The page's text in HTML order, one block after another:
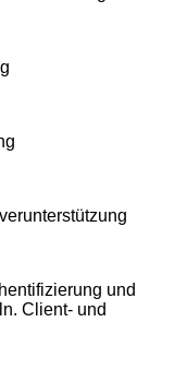
und
Client- und